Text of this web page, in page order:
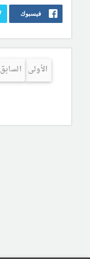
فيسبوك
الأولى السابق